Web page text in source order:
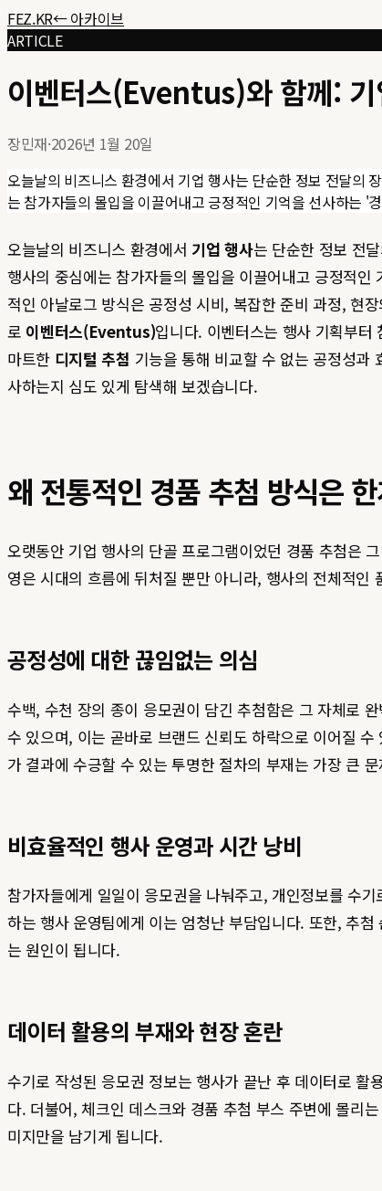
FEZ.KR← 아카이브
ARTICLE
이벤터스(Eventus)와 함께: 기
장민재·2026년 1월 20일
오늘날의 비즈니스 환경에서 기업 행사는 단순한 정보 전달의
는 참가자들의 몰입을 이끌어내고 긍정적인 기억을 선사하는 '
오늘날의 비즈니스 환경에서 기업 행사는 단순한 정보 전
행사의 중심에는 참가자들의 몰입을 이끌어내고 긍정적
적인 아날로그 방식은 공정성 시비, 복잡한 준비 과정, 현
로 이벤터스(Eventus)입니다. 이벤터스는 행사 기획부
마트한 디지털 추첨 기능을 통해 비교할 수 없는 공정성과
사하는지 심도 있게 탐색해 보겠습니다.
왜 전통적인 경품 추첨 방식은
오랫동안 기업 행사의 단골 프로그램이었던 경품 추첨은
영은 시대의 흐름에 뒤처질 뿐만 아니라, 행사의 전체적
공정성에 대한 끊임없는 의심
수백, 수천 장의 종이 응모권이 담긴 추첨함은 그 자체로
수 있으며, 이는 곧바로 브랜드 신뢰도 하락으로 이어질
가 결과에 수긍할 수 있는 투명한 절차의 부재는 가장 큰
비효율적인 행사 운영과 시간 낭비
참가자들에게 일일이 응모권을 나눠주고, 개인정보를 수
하는 행사 운영팀에게 이는 엄청난 부담입니다. 또한, 추
는 원인이 됩니다.
데이터 활용의 부재와 현장 혼란
수기로 작성된 응모권 정보는 행사가 끝난 후 데이터로
다. 더불어, 체크인 데스크와 경품 추첨 부스 주변에 몰리
미지만을 남기게 됩니다.